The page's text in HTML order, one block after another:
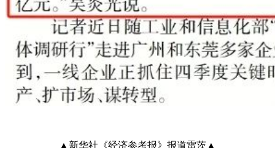
▲新华社《经济参考报》报道雷茨▲